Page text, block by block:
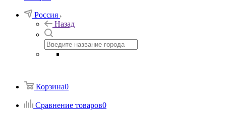
Россия
Назад
Корзина0
Сравнение товаров0